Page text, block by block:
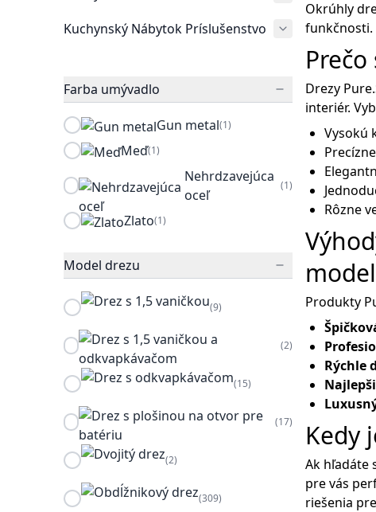
Kuchynský Nábytok Príslušenstvo
Farba umývadlo
Gun metal(1)
Meď(1)
Nehrdzavejúca
oceľ
(1)
Zlato(1)
Model drezu
(9)
(2)
(15)
(17)
(2)
(309)
Okrúhly
funkčnosti.
Drezy
interiér.
Vysokú
Rôzne
Produkty
Rýchle
Kedy
Ak hľadáte
pre vás
riešenia